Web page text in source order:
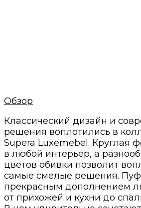
Обзор
Классический дизайн и
решения воплотились в
Supera Luxemebel. Круглая
в любой интерьер, а
цветов обивки позволит
самые смелые решения. Пуф
прекрасным дополнением
от прихожей и кухни до